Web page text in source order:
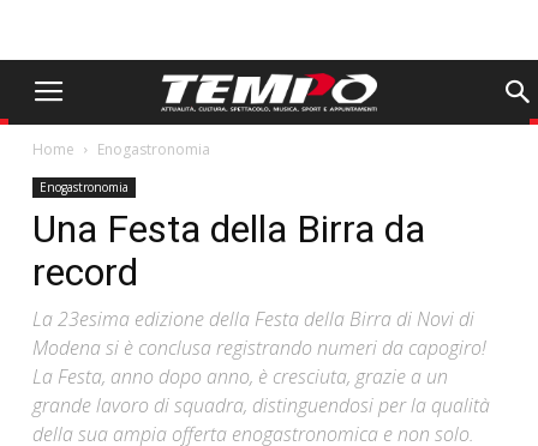
Home Enogastronomia
Enogastronomia
Una Festa della Birra da
record
La 23esima edizione della Festa della Birra di Novi di
Modena si è conclusa registrando numeri da capogiro!
La Festa, anno dopo anno, è cresciuta, grazie a un
grande lavoro di squadra, distinguendosi per la qualità
della sua ampia offerta enogastronomica e non solo.